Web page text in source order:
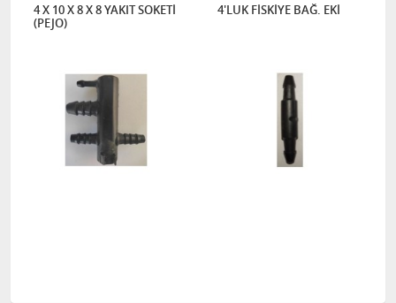
4 X 10 X 8 X 8 YAKIT SOKETİ
(PEJO)
4'LUK FİSKİYE BAĞ. EKİ